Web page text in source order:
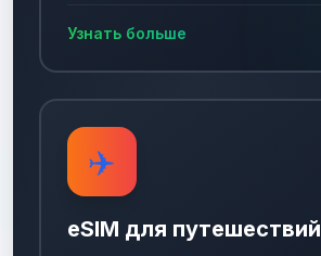
Узнать больше
✈️
eSIM для путешествий